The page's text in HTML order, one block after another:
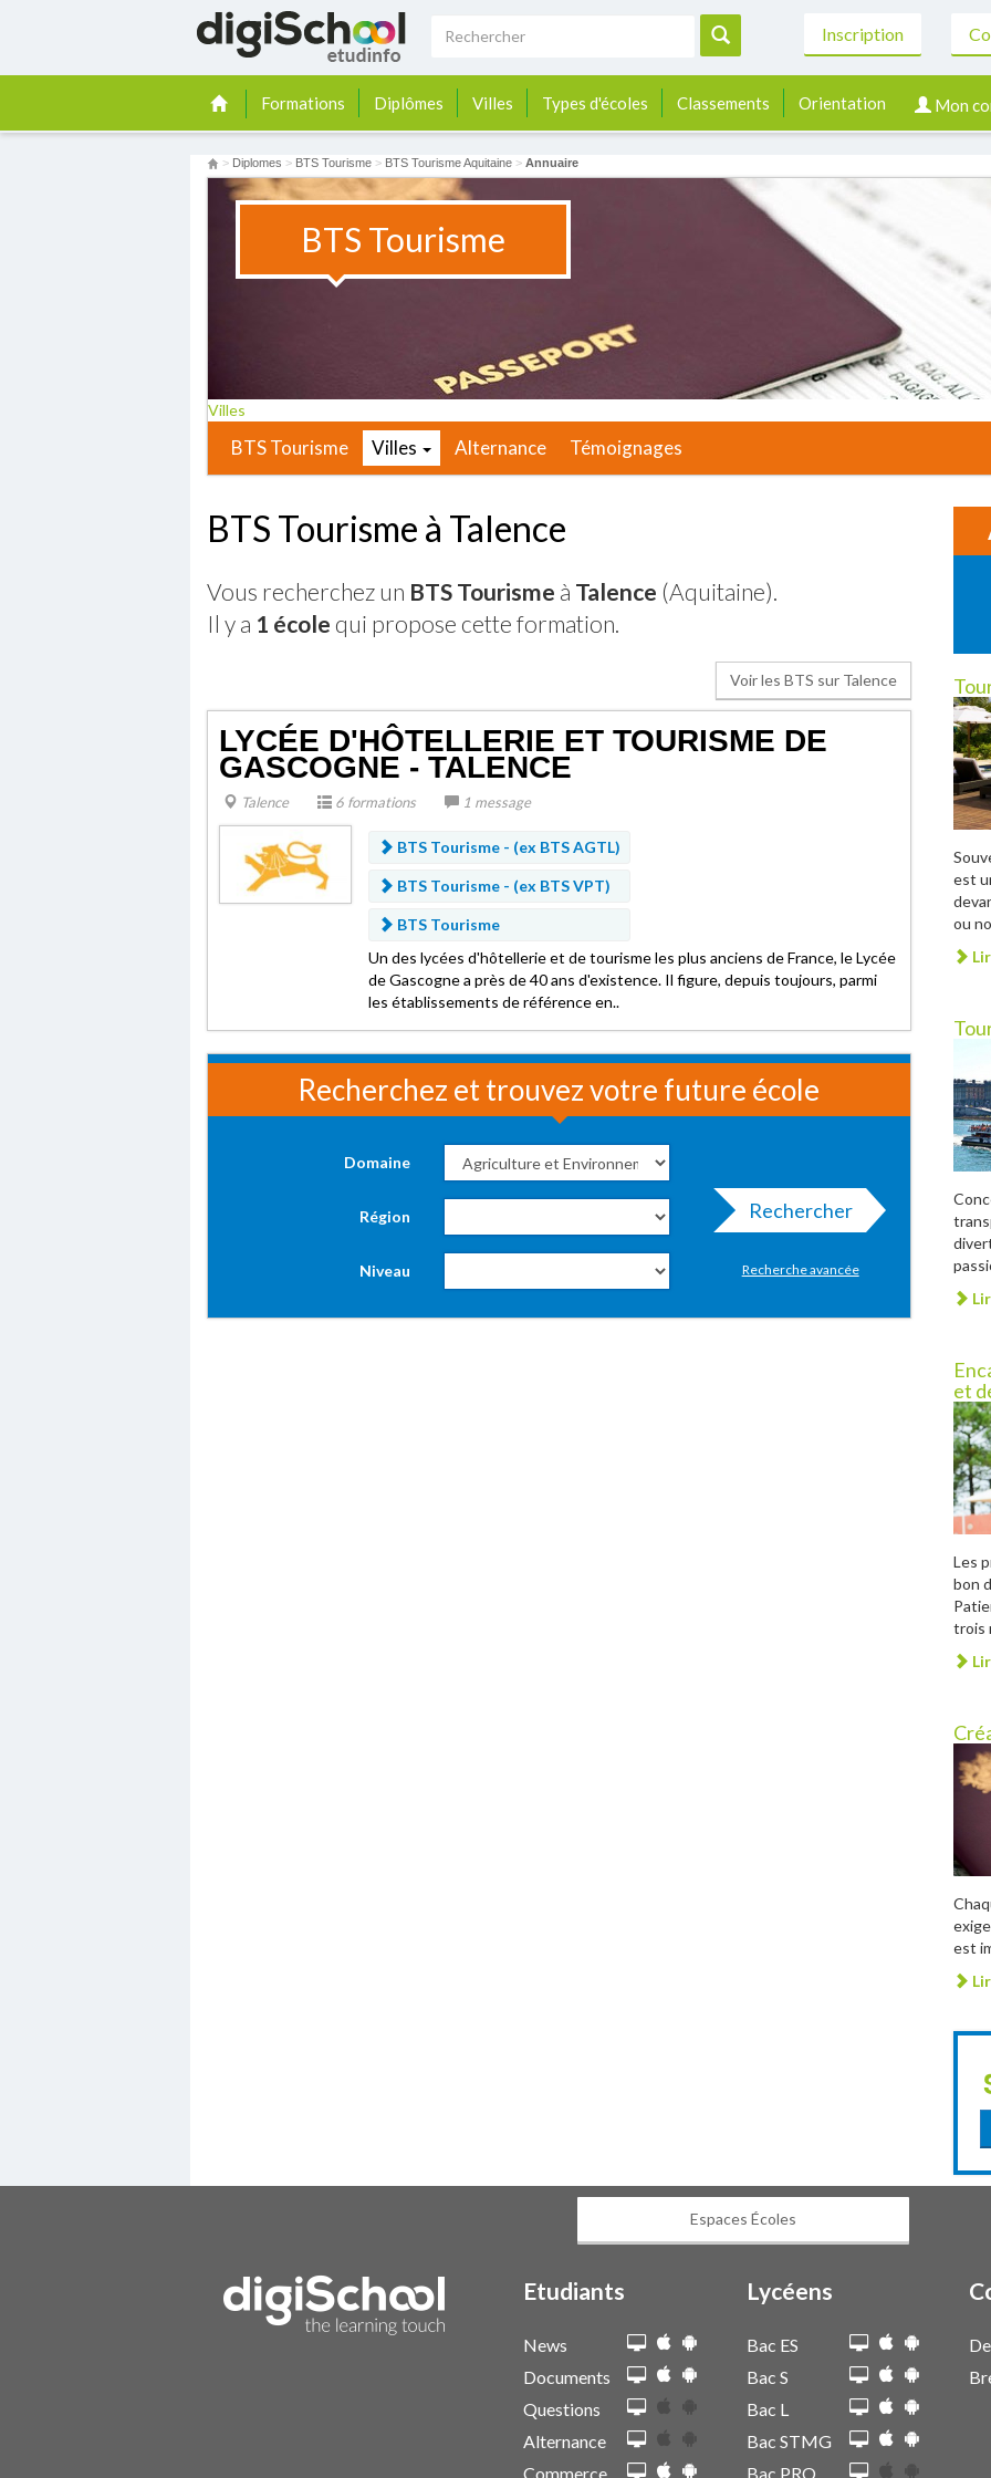
Inscription
Formations Diplômes Villes Types d'écoles Classements Orientation Mon
> Diplomes > BTS Tourisme > BTS Tourisme Aquitaine > Annuaire
BTS Tourisme
Villes
BTS Tourisme Villes Alternance Témoignages
BTS Tourisme à Talence
Vous recherchez un BTS Tourisme à Talence (Aquitaine).
Il y a 1 école qui propose cette formation.
Voir les BTS sur Talence
LYCÉE D'HÔTELLERIE ET TOURISME DE
GASCOGNE - TALENCE
Talence 6 formations 1 message
BTS Tourisme - (ex BTS AGTL)
BTS Tourisme - (ex BTS VPT)
BTS Tourisme
Un des lycées d'hôtellerie et de tourisme les plus anciens de France, le Lycée
de Gascogne a près de 40 ans d'existence. Il figure, depuis toujours, parmi
les établissements de référence en..
Recherchez et trouvez votre future école
Domaine
Région
Niveau
Rechercher
Recherche avancée
est
ou
et
Les
bon
trois
est
Espaces Écoles
Etudiants
News
Documents
Questions
Alternance
Commerce
Lycéens
Bac ES
Bac S
Bac L
Bac STMG
Bac PRO